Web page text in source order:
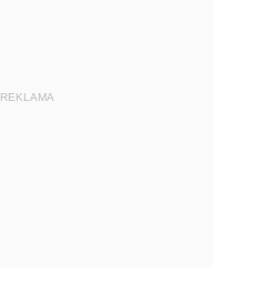
REKLAMA